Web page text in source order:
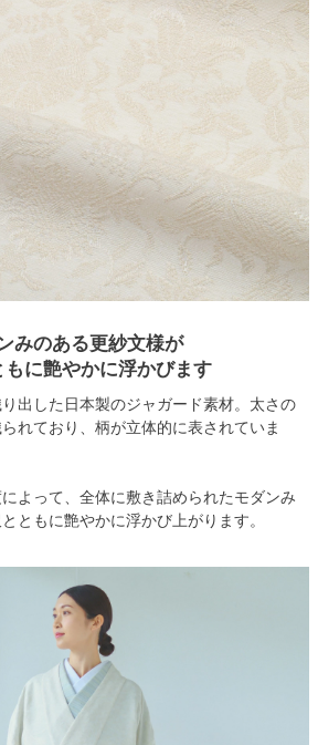
みのある更紗文様が
もに艶やかに浮かびます
出した日本製のジャガード素材。太さの
れており、柄が立体的に表されていま
よって、全体に敷き詰められたモダンみ
ともに艶やかに浮かび上がります。